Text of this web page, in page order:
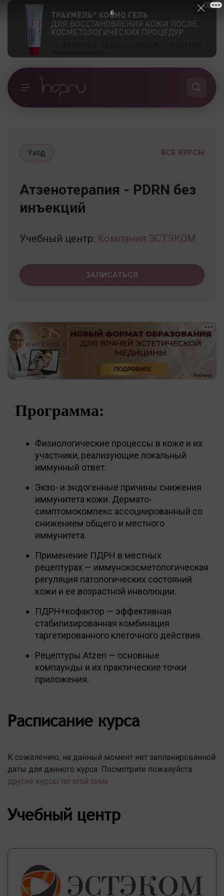
ВСЕ КУРСЫ
Уход
Атзенотерапия - PDRN без
инъекций
Учебный центр: Компания ЭСТЭКОМ
ЗАПИСАТЬСЯ
Программа:
Физиологические процессы в коже и их
участники, реализующие локальный
иммунный ответ.
Экзо- и эндогенные причины снижения
иммунитета кожи. Дермато-
симптомокомлекс ассоциированный со
снижением общего и местного
иммунитета.
Применение ПДРН в местных
рецептурах — иммунокосметологическая
регуляция патологических состояний
кожи и ее возрастной инволюции.
ПДРН+кофактор — эффективная
стабилизированная комбинация
таргетированного клеточного действия.
Рецептуры Atzen — основные
компаунды и их практические точки
приложения.
Расписание курса
К сожалению, на данный момент нет запланированной
даты для данного курса. Посмотрите пожалуйста
другие курсы по этой теме
Учебный центр
5